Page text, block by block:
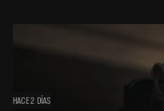
HACE 2 DÍAS